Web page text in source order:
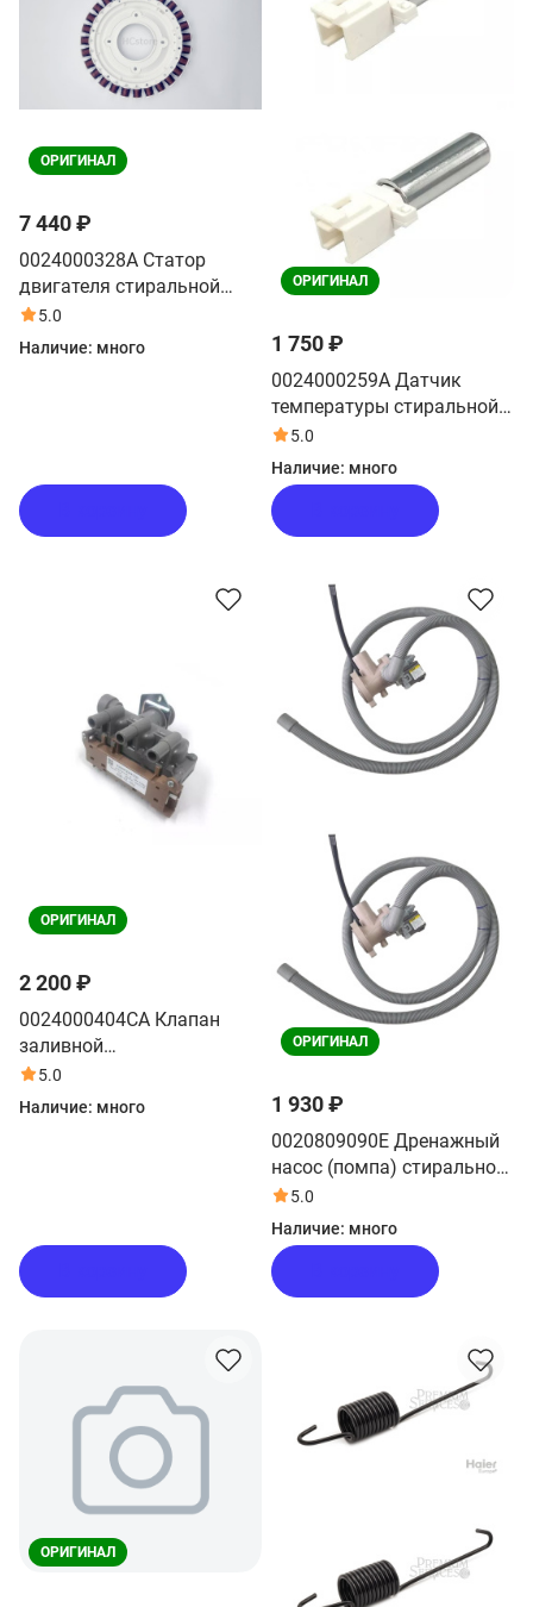
ОРИГИНАЛ
7 440 ₽
0024000328A Статор
двигателя стиральной
машины Haier
5.0
Наличие: много
ОРИГИНАЛ
1 750 ₽
0024000259A Датчик
температуры стиральной
машины Haier
5.0
Наличие: много
ОРИГИНАЛ
2 200 ₽
0024000404CA Клапан
заливной
электромагнитный
стиральной машины Haier
5.0
Наличие: много
ОРИГИНАЛ
1 930 ₽
0020809090E Дренажный
насос (помпа) стиральной
машины Haier
5.0
Наличие: много
ОРИГИНАЛ